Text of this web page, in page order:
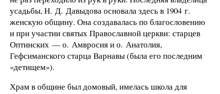
усадьбы, Н. Д. Давыдова основала здесь в 1904 г.
женскую общину. Она создавалась по благословению
и при участии святых Православной церкви: старцев
Оптинских — о. Амвросия и о. Анатолия,
Гефсиманского старца Варнавы (была его последним
«детищем»).
Храм в общине был домовый, имелась школа для